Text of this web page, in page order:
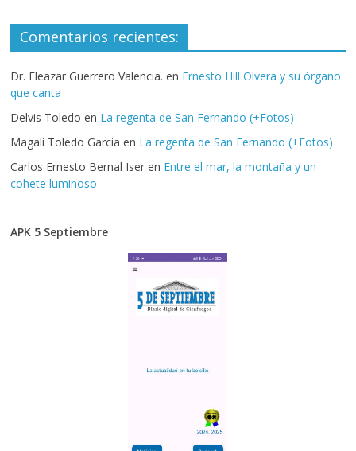
Comentarios recientes:
Dr. Eleazar Guerrero Valencia. en Ernesto Hill Olvera y su órgano
que canta
Delvis Toledo en La regenta de San Fernando (+Fotos)
Magali Toledo Garcia en La regenta de San Fernando (+Fotos)
Carlos Ernesto Bernal Iser en Entre el mar, la montaña y un
cohete luminoso
APK 5 Septiembre